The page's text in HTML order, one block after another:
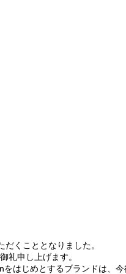
くこととなりました。
礼申し上げます。
はじめとするブランドは、